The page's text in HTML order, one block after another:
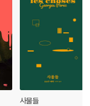
사물들